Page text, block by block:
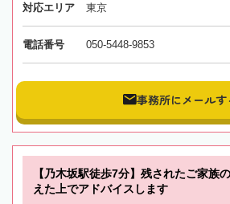
対応エリア 東京
電話番号 050-5448-9853
事務所にメールす
【乃木坂駅徒歩7分】残されたご家族
えた上でアドバイスします